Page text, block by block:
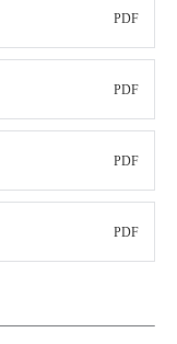
PDF
PDF
PDF
PDF